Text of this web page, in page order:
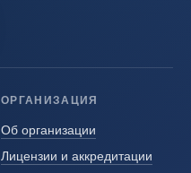
ОРГАНИЗАЦИЯ
Об организации
Лицензии и аккредитации